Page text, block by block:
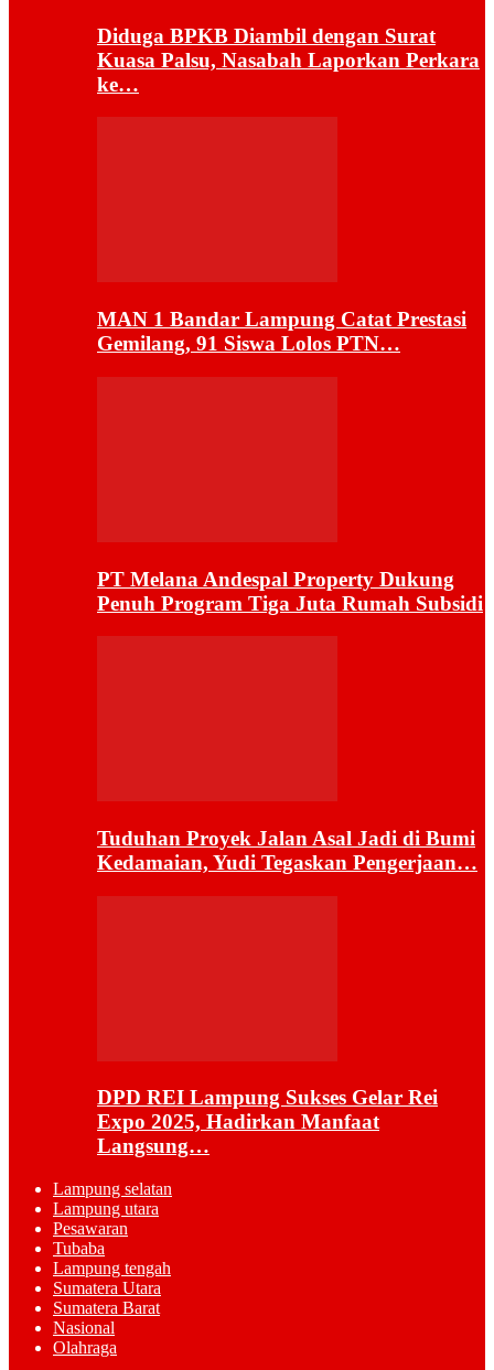
Diduga BPKB Diambil dengan Surat
Kuasa Palsu, Nasabah Laporkan Perkara
ke…
MAN 1 Bandar Lampung Catat Prestasi
Gemilang, 91 Siswa Lolos PTN…
PT Melana Andespal Property Dukung
Penuh Program Tiga Juta Rumah Subsidi
Tuduhan Proyek Jalan Asal Jadi di Bumi
Kedamaian, Yudi Tegaskan Pengerjaan…
DPD REI Lampung Sukses Gelar Rei
Expo 2025, Hadirkan Manfaat
Langsung…
Lampung selatan
Lampung utara
Pesawaran
Tubaba
Lampung tengah
Sumatera Utara
Sumatera Barat
Nasional
Olahraga